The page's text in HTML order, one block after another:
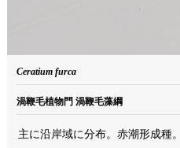
Ceratium furca
渦鞭毛植物門 渦鞭毛藻綱
主に沿岸域に分布。赤潮形成種。